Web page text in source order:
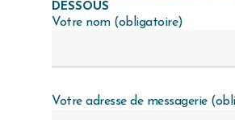
DESSOUS
Votre nom (obligatoire)
Votre adresse de messagerie